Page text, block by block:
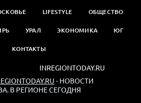
LIFESTYLE ОБЩЕСТВО
УРАЛ ЭКОНОМИКА ЮГ
КОНТАКТЫ
- НОВОСТИ
В РЕГИОНЕ СЕГОДНЯ